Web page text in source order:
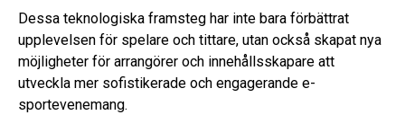
Dessa teknologiska framsteg har inte bara förbättrat
upplevelsen för spelare och tittare, utan också skapat nya
möjligheter för arrangörer och innehållsskapare att
utveckla mer sofistikerade och engagerande e-
sportevenemang.